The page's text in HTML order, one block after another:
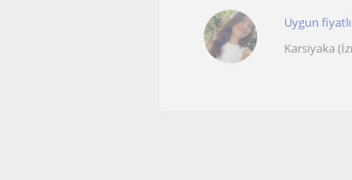
Uygun
Karsiyaka